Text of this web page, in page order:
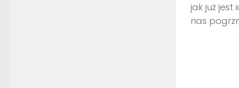
jak już jest
nas